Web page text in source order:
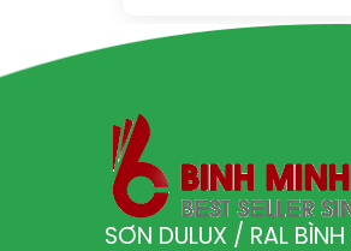
SƠN DULUX / RAL